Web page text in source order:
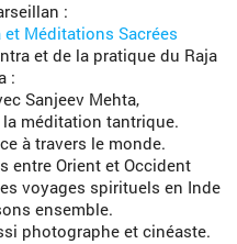
:
et Méditations Sacrées
et de la pratique du Raja
:
Sanjeev Mehta,
la méditation tantrique.
à travers le monde.
entre Orient et Occident
voyages spirituels en Inde
ensemble.
photographe et cinéaste.